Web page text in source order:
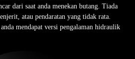
dari saat anda menekan butang. Tiada
atau pendaratan yang tidak rata.
mendapat versi pengalaman hidraulik